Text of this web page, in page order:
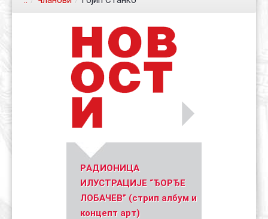
Уметник стрипа и духа Геза Шетет
(Биографија и стрипографија)
PАДИОНИЦА
ИЛУСТРАЦИЈЕ “ЂОРЂЕ
ЛОБАЧЕВ” (стрип албум и
концепт арт)